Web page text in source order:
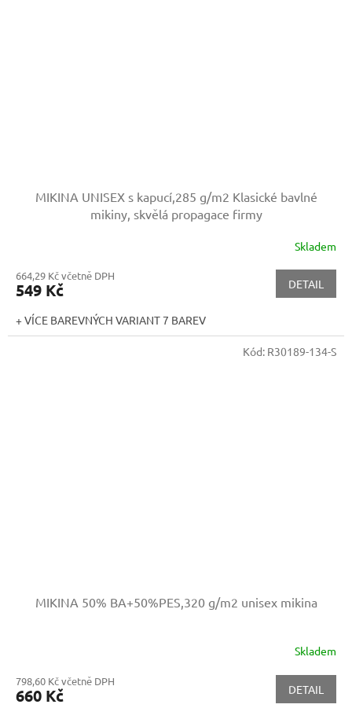
MIKINA UNISEX s kapucí,285 g/m2 Klasické bavlné
mikiny, skvělá propagace firmy
Skladem
664,29 Kč včetně DPH
549 Kč DETAIL
+ VÍCE BAREVNÝCH VARIANT 7 BAREV
MIKINA 50% BA+50%PES,320 g/m2 unisex mikina
Skladem
798,60 Kč včetně DPH
660 Kč DETAIL
Kód: R30189-134-S